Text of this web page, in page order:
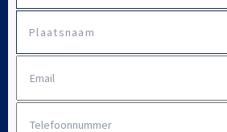
Plaatsnaam
mailadres *
Telefoonnummer